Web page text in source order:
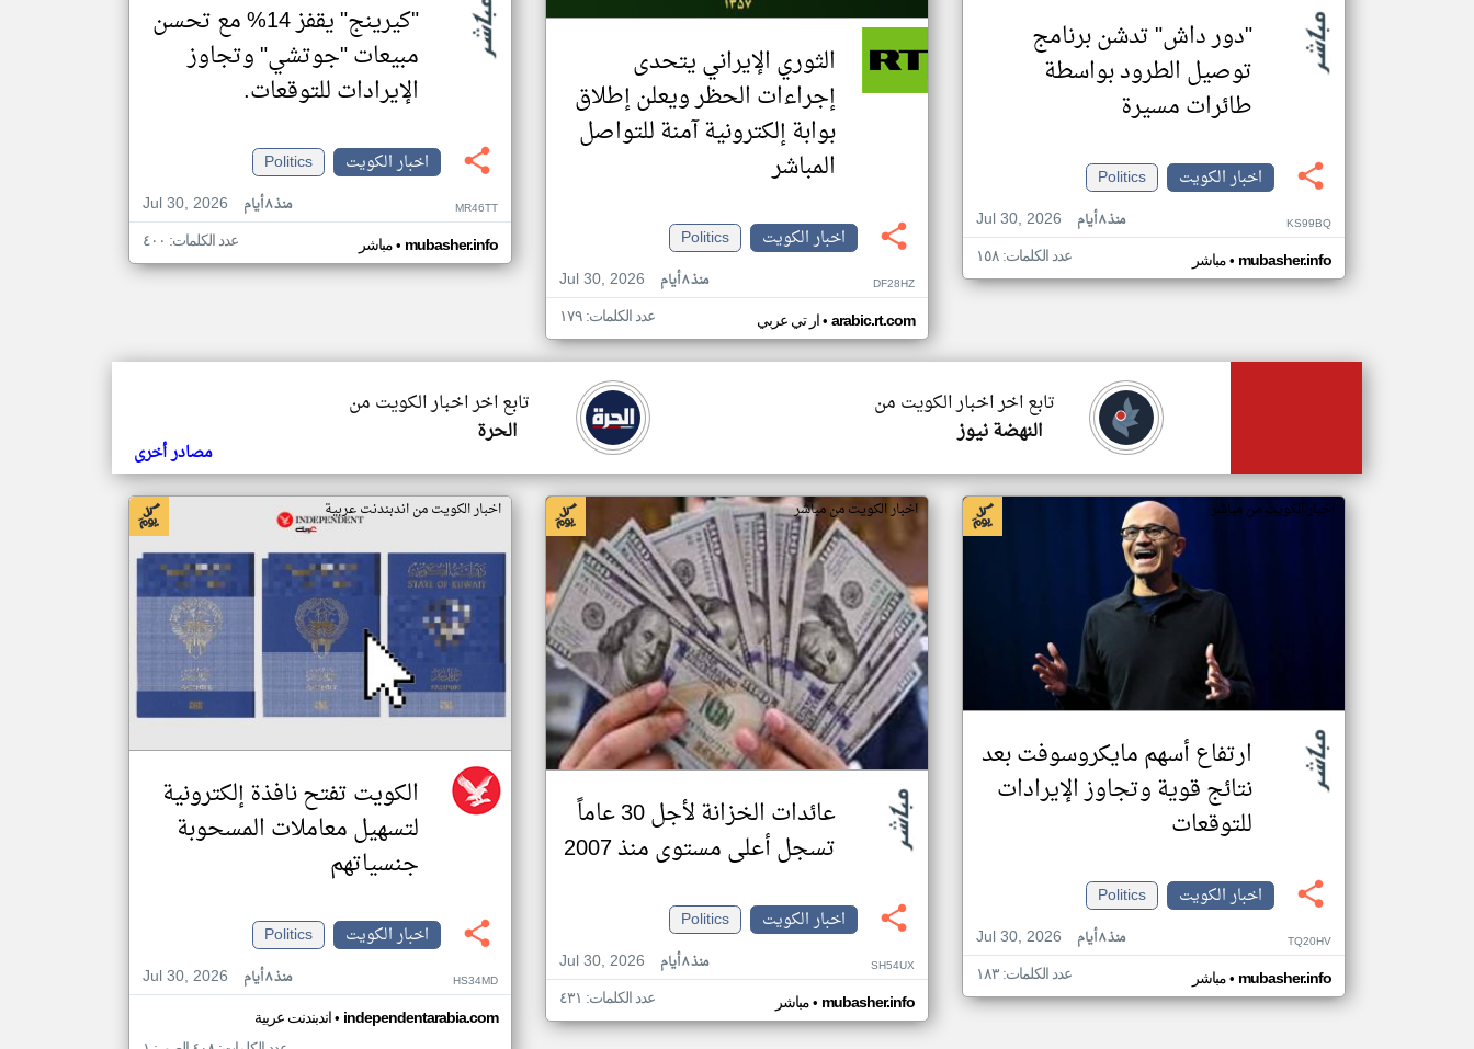
"دور داش" تدشن برنامج
توصيل الطرود بواسطة
طائرات مسيرة
اخبار الكويت
Politics
Jul 30, 2026
منذ ٨ أيام KS99BQ
مباشر• mubasher.info عدد الكلمات: ١٥٨
الثوري الإيراني يتحدى
إجراءات الحظر ويعلن إطلاق
بوابة إلكترونية آمنة للتواصل
المباشر
اخبار الكويت
Politics
Jul 30, 2026
منذ ٨ أيام DF28HZ
ار تي عربي• arabic.rt.com عدد الكلمات: ١٧٩
"كيرينج" يقفز 14% مع تحسن
مبيعات "جوتشي" وتجاوز
الإيرادات للتوقعات.
اخبار الكويت
Politics
Jul 30, 2026
منذ ٨ أيام MR46TT
مباشر• mubasher.info عدد الكلمات: ٤٠٠
تابع اخر اخبار الكويت من
الحرة
تابع اخر اخبار الكويت من
النهضة نيوز
مصادر أخرى
اخبار الكويت من مباشر
ارتفاع أسهم مايكروسوفت بعد
نتائج قوية وتجاوز الإيرادات
للتوقعات
اخبار الكويت
Politics
Jul 30, 2026
منذ ٨ أيام TQ20HV
مباشر• mubasher.info عدد الكلمات: ١٨٣
اخبار الكويت من مباشر
عائدات الخزانة لأجل 30 عاماً
تسجل أعلى مستوى منذ 2007
اخبار الكويت
Politics
Jul 30, 2026
منذ ٨ أيام SH54UX
مباشر• mubasher.info عدد الكلمات: ٤٣١
اخبار الكويت من اندبندنت عربية
الكويت تفتح نافذة إلكترونية
لتسهيل معاملات المسحوبة
جنسياتهم
اخبار الكويت
Politics
Jul 30, 2026
منذ ٨ أيام HS34MD
اندبندنت عربية• independentarabia.com